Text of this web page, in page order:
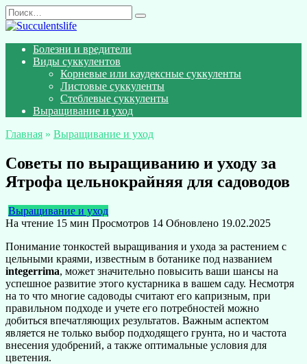
Перейти
к
Search
for:
Болезни и вредители
Виды суккулентов
Корневые или каудексные суккуленты
Листовые суккуленты
Стеблевые суккуленты
Выращивание и уход
Главная » Выращивание и уход
Советы по выращиванию и уходу за
Ятрофа цельнокрайняя для садоводов
Выращивание и уход
На чтение 15 мин Просмотров 14 Обновлено 19.02.2025
Понимание тонкостей выращивания и ухода за растением с
цельными краями, известным в ботанике под названием
integerrima, может значительно повысить ваши шансы на
успешное развитие этого кустарника в вашем саду. Несмотря
на то что многие садоводы считают его капризным, при
правильном подходе и учете его потребностей можно
добиться впечатляющих результатов. Важным аспектом
является не только выбор подходящего грунта, но и частота
внесения удобрений, а также оптимальные условия для
цветения.